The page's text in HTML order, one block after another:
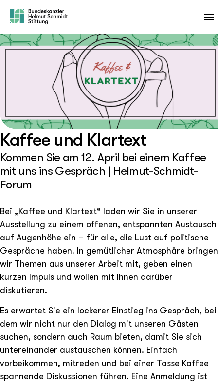
Kaffee und Klartext
Kommen Sie am 12. April bei einem Kaffee
mit uns ins Gespräch | Helmut-Schmidt-
Forum
Bei „Kaffee und Klartext“ laden wir Sie in unserer
Ausstellung zu einem offenen, entspannten Austausch
auf Augenhöhe ein – für alle, die Lust auf politische
Gespräche haben. In gemütlicher Atmosphäre bringen
wir Themen aus unserer Arbeit mit, geben einen
kurzen Impuls und wollen mit Ihnen darüber
diskutieren.
Es erwartet Sie ein lockerer Einstieg ins Gespräch, bei
dem wir nicht nur den Dialog mit unseren Gästen
suchen, sondern auch Raum bieten, damit Sie sich
untereinander austauschen können. Einfach
vorbeikommen, mitreden und bei einer Tasse Kaffee
spannende Diskussionen führen. Eine Anmeldung ist